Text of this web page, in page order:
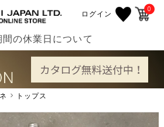
ログイン 0
の休業日について
トップス